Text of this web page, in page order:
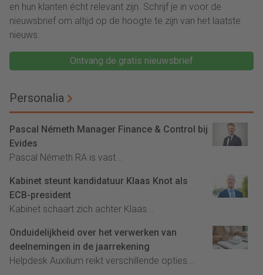
en hun klanten écht relevant zijn. Schrijf je in voor de
nieuwsbrief om altijd op de hoogte te zijn van het laatste
nieuws.
Ontvang de gratis nieuwsbrief
Personalia
Pascal Németh Manager Finance & Control bij
Evides
Pascal Németh RA is vast...
Kabinet steunt kandidatuur Klaas Knot als
ECB-president
Kabinet schaart zich achter Klaas...
Onduidelijkheid over het verwerken van
deelnemingen in de jaarrekening
Helpdesk Auxilium reikt verschillende opties...